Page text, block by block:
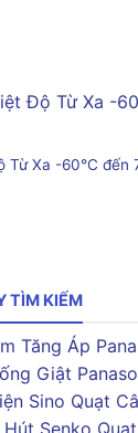
Xa -60°C đến
TÌM KIẾM
Tăng Áp
Giật
Sino Quạt
Hút Senko